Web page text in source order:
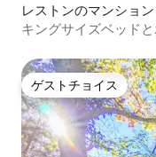
レストンのマンショ
キングサイズベッド
ゲストチョイス
ゲストチョイス